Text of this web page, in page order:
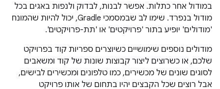
במודול אחר כתלות. אפשר לבנות, לבדוק ולנפות באגים בכל
מודול בנפרד. שימו לב שבמסמכי Gradle, יכול להיות שהמונח
'מודולים' יופיע בתור 'פרויקטים' או 'תת-פרויקטים'.
מודולים נוספים שימושיים כשיוצרים ספריות קוד בפרויקט
שלכם, או כשרוצים ליצור קבוצות שונות של קוד ומשאבים
לסוגים שונים של מכשירים, כמו טלפונים ומכשירים לבישים,
אבל רוצים שכל הקבצים יהיו בתחום של אותו פרויקט